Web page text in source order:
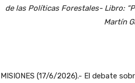
de las Políticas Forestales-Libro:
Martín
MISIONES (17/6/2026).- El debate